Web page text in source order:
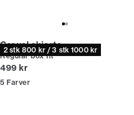
2 stk 800 kr / 3 stk 1000 kr
Casual skjorte
Regular box fit
I alt (inkl. rabat)
499 kr
5 Farver